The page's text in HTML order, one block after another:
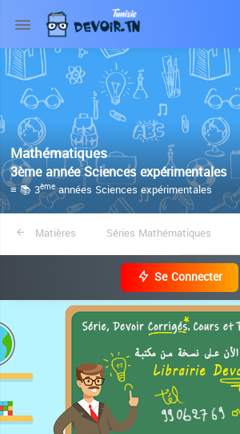
Mathématiques
3ème année Sciences expérimentales
≡ 📚 3èmeannées Sciences expérimentales
Matières Séries Mathématiques
Se Connecter